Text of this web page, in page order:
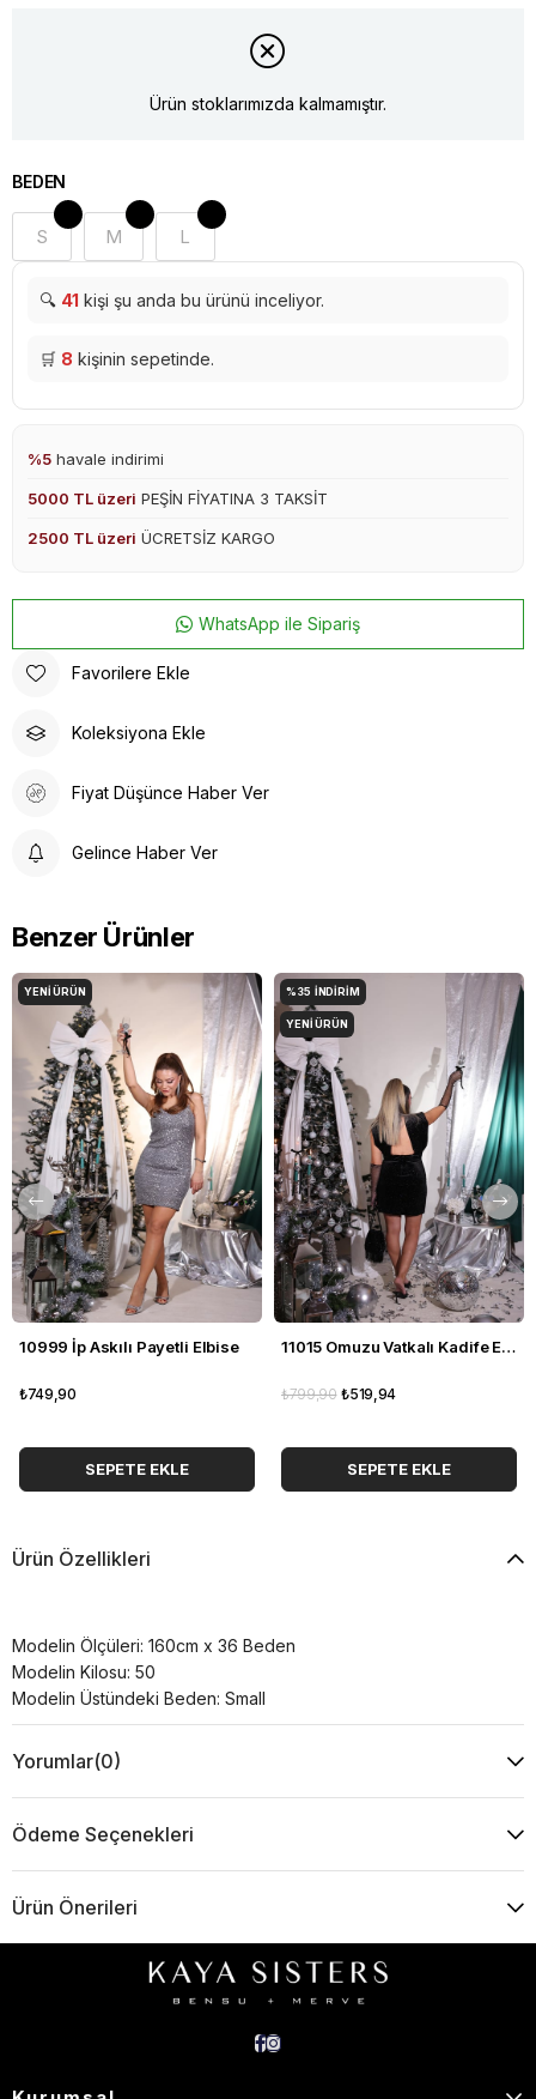
Ürün stoklarımızda kalmamıştır.
BEDEN
S M L
🔍 41 kişi şu anda bu ürünü inceliyor.
🛒 8 kişinin sepetinde.
%5 havale indirimi
5000 TL üzeri PEŞİN FİYATINA 3 TAKSİT
2500 TL üzeri ÜCRETSİZ KARGO
WhatsApp ile Sipariş
Favorilere Ekle
Koleksiyona Ekle
Fiyat Düşünce Haber Ver
Gelince Haber Ver
Benzer Ürünler
10999 İp Askılı Payetli Elbise
₺749,90
SEPETE EKLE
YENI ÜRÜN
11015 Omuzu Vatkalı Kadife Elbise
₺519,94
₺799,90
SEPETE EKLE
%35 İNDIRIM
YENI ÜRÜN
Ürün Özellikleri
Modelin Ölçüleri: 160cm x 36 Beden
Modelin Kilosu: 50
Modelin Üstündeki Beden: Small
Yorumlar(0)
Ödeme Seçenekleri
Ürün Önerileri